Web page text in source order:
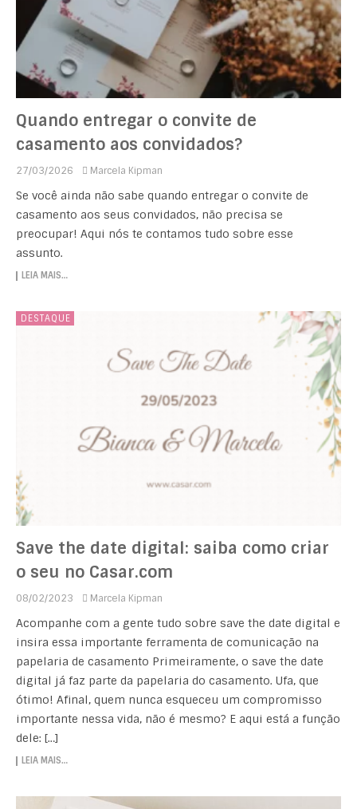
Quando entregar o convite de
casamento aos convidados?
27/03/2026 Marcela Kipman
Se você ainda não sabe quando entregar o convite de
casamento aos seus convidados, não precisa se
preocupar! Aqui nós te contamos tudo sobre esse
assunto.
LEIA MAIS…
DESTAQUE
Save the date digital: saiba como criar
o seu no Casar.com
08/02/2023 Marcela Kipman
Acompanhe com a gente tudo sobre save the date digital e
insira essa importante ferramenta de comunicação na
papelaria de casamento Primeiramente, o save the date
digital já faz parte da papelaria do casamento. Ufa, que
ótimo! Afinal, quem nunca esqueceu um compromisso
importante nessa vida, não é mesmo? E aqui está a função
dele: […]
LEIA MAIS…